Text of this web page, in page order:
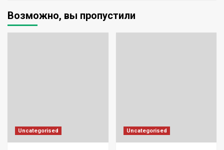
Возможно, вы пропустили
Uncategorised Uncategorised